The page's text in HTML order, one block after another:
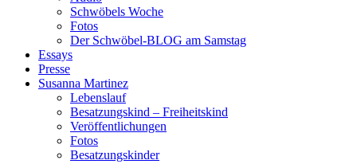
Schwöbels Woche
Fotos
Der Schwöbel-BLOG am Samstag
Essays
Presse
Susanna Martinez
Lebenslauf
Besatzungskind – Freiheitskind
Veröffentlichungen
Fotos
Besatzungskinder